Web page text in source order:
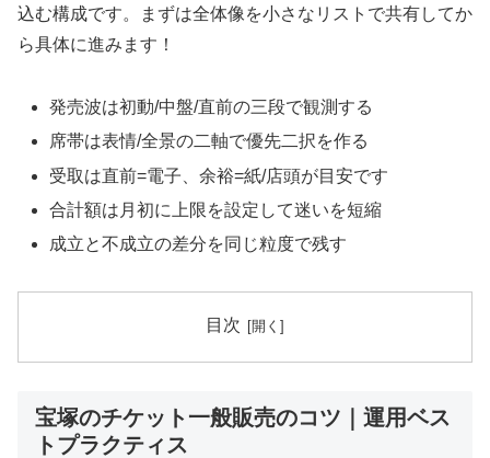
込む構成です。まずは全体像を小さなリストで共有してか
ら具体に進みます！
発売波は初動/中盤/直前の三段で観測する
席帯は表情/全景の二軸で優先二択を作る
受取は直前=電子、余裕=紙/店頭が目安です
合計額は月初に上限を設定して迷いを短縮
成立と不成立の差分を同じ粒度で残す
目次
宝塚のチケット一般販売のコツ｜運用ベス
トプラクティス